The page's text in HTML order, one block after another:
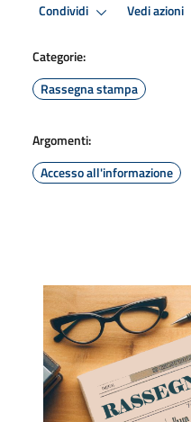
Condividi Vedi azioni
Categorie:
Rassegna stampa
Argomenti:
Accesso all'informazione